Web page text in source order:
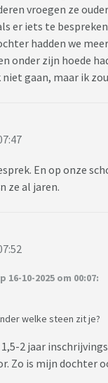
vroegen ze
er iets te
hadden we
onder zijn hoede
gaan, maar ik
En op onze
ze al jaren.
10-2025 om 00:07:
welke steen zit je?
2 jaar
Zo is mijn dochter